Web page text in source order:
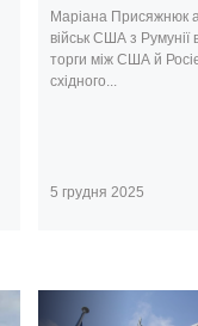
Маріана Присяжнюк
військ США з Румунії
торги між США й
східного...
5 грудня 2025